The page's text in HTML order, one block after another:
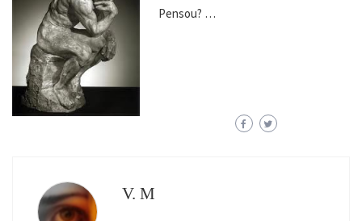
Pensou? …
V. M